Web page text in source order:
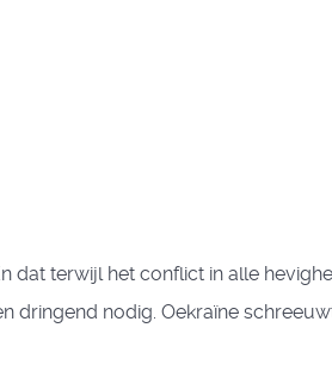
dat terwijl het conflict in alle
dringend nodig. Oekraïne